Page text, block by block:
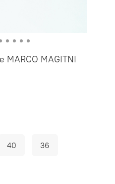
MARCO MAGITNI
40 36